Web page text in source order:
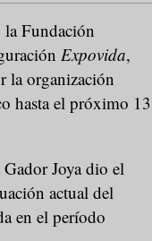
Fundación
Expovida,
la organización
hasta el próximo 13
Joya dio el
actual del
en el período